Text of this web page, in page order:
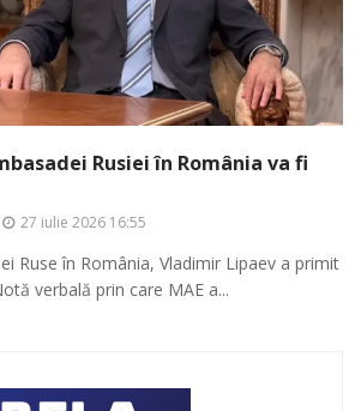
Rusiei în România va fi
27 iulie 2026 16:55
Ruse în România, Vladimir Lipaev a primit
verbală prin care MAE a...